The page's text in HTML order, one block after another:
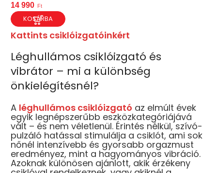
14 990 Ft
KOSÁRBA
Kattints csiklóizgatóinkért
Léghullámos csiklóizgató és
vibrátor – mi a különbség
önkielégítésnél?
A léghullámos csiklóizgató az elmúlt évek
egyik legnépszerűbb eszközkategóriájává
vált – és nem véletlenül. Érintés nélkül, szívó-
pulzáló hatással stimulálja a csiklót, ami sok
nőnél intenzívebb és gyorsabb orgazmust
eredményez, mint a hagyományos vibráció.
Azoknak különösen ajánlott, akik érzékeny